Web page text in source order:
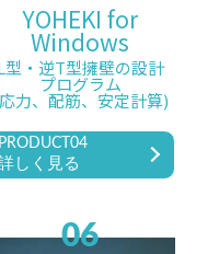
YOHEKI for
Windows
型・逆T型擁壁の設計
プログラム
力、配筋、安定計算)
PRODUCT04
しく見る
06